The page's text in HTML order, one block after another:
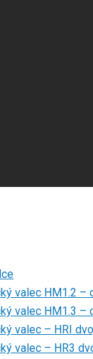
valec HM1.2 –
valec HM1.3 –
valec – HRI
valec – HR3